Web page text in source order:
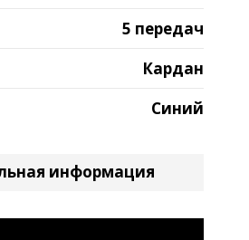
5 передач
Кардан
Синий
информация